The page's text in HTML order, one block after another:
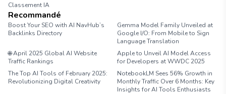
Classement IA
Recommandé
Boost Your SEO with AI NavHub’s
Backlinks Directory
Gemma Model Family Unveiled at
Google I/O: From Mobile to Sign
Language Translation
🌐 April 2025 Global AI Website
Traffic Rankings
Apple to Unveil AI Model Access
for Developers at WWDC 2025
The Top AI Tools of February 2025:
Revolutionizing Digital Creativity
NotebookLM Sees 56% Growth in
Monthly Traffic Over 6 Months: Key
Insights for AI Tools Enthusiasts